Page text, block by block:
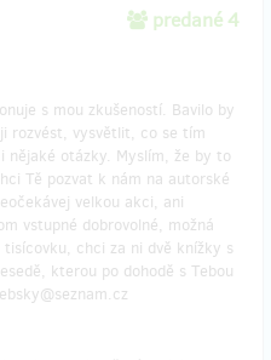
predané 4
s mou zkušeností. Bavilo by
rozvést, vysvětlit, co se tím
nějaké otázky. Myslím, že by to
Tě pozvat k nám na autorské
velkou akci, ani
vstupné dobrovolné, možná
chci za ni dvě knížky s
kterou po dohodě s Tebou